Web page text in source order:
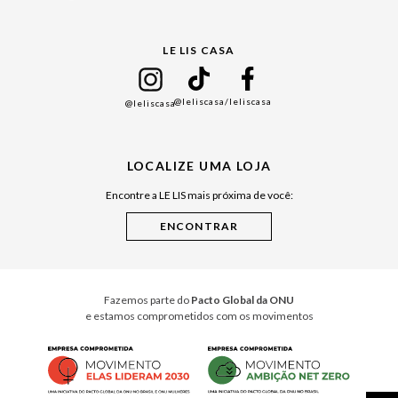
Cuidados Casa
LE LIS CASA
@leliscasa@leliscasa/leliscasa
LOCALIZE UMA LOJA
Encontre a LE LIS mais próxima de você:
Fazemos parte do Pacto Global da ONU
e estamos comprometidos com os movimentos